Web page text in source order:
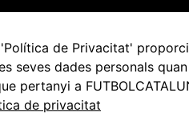
© 2010 - 2026 FutbolCatalunya.com
de Privacitat'
seves dades personals
pertanyi a
de privacitat